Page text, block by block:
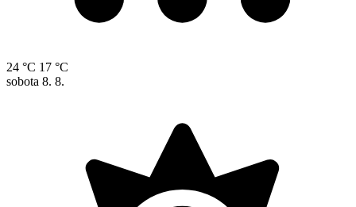
24 °C 17 °C
sobota 8. 8.